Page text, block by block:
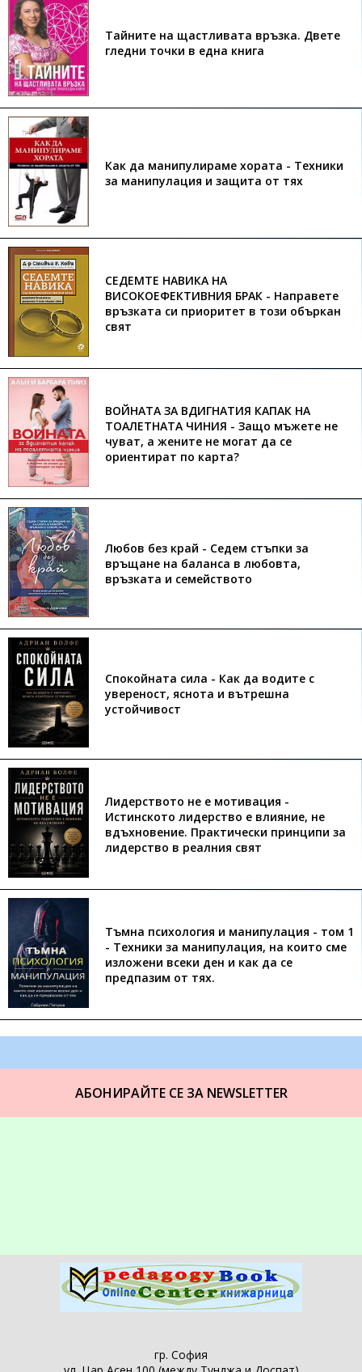
Тайните на щастливата връзка. Двете
гледни точки в една книга
Как да манипулираме хората - Техники
за манипулация и защита от тях
СЕДЕМТЕ НАВИКА НА
ВИСОКОЕФЕКТИВНИЯ БРАК - Направете
връзката си приоритет в този объркан
свят
ВОЙНАТА ЗА ВДИГНАТИЯ КАПАК НА
ТОАЛЕТНАТА ЧИНИЯ - Защо мъжете не
чуват, а жените не могат да се
ориентират по карта?
Любов без край - Седем стъпки за
връщане на баланса в любовта,
връзката и семейството
Спокойната сила - Как да водите с
увереност, яснота и вътрешна
устойчивост
Лидерството не е мотивация -
Истинското лидерство е влияние, не
вдъхновение. Практически принципи за
лидерство в реалния свят
Тъмна психология и манипулация - том 1
- Техники за манипулация, на които сме
изложени всеки ден и как да се
предпазим от тях.
АБОНИРАЙТЕ СЕ ЗА NEWSLETTER
гр. София